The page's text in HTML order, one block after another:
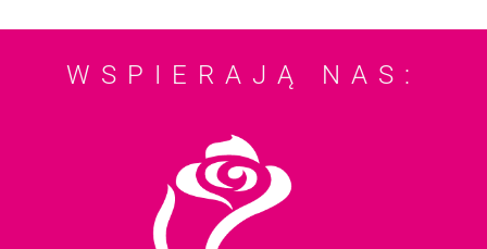
WSPIERAJĄ NAS: